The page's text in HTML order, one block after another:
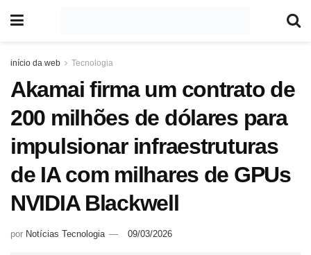
início da web Tecnologia
Akamai firma um contrato de
200 milhões de dólares para
impulsionar infraestruturas
de IA com milhares de GPUs
NVIDIA Blackwell
por Notícias Tecnologia 09/03/2026